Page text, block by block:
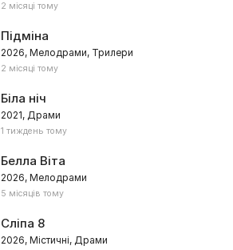
2 місяці тому
Підміна
2026, Мелодрами, Трилери
2 місяці тому
Біла ніч
2021, Драми
1 тиждень тому
Белла Віта
2026, Мелодрами
5 місяців тому
Сліпа 8
2026, Містичні, Драми